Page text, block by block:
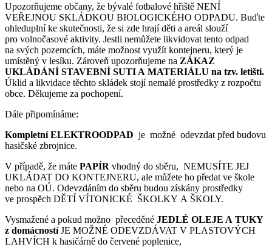
Upozorňujeme občany, že bývalé fotbalové hřiště NENÍ
VEŘEJNOU SKLÁDKOU BIOLOGICKÉHO ODPADU. Buďte
ohleduplní ke skutečnosti, že si zde hrají děti a areál slouží
pro volnočasové aktivity. Jestli nemůžete likvidovat tento odpad
na svých pozemcích, máte možnost využít kontejneru, který je
umístěný v lesíku. Zároveň upozorňujeme na ZÁKAZ
UKLÁDÁNÍ STAVEBNÍ SUTI A MATERIÁLU na tzv. letišti.
Úklid a likvidace těchto skládek stojí nemalé prostředky z rozpočtu
obce. Děkujeme za pochopení.
Dále připomínáme:
Kompletní ELEKTROODPAD je možné odevzdat před budovu
hasičské zbrojnice.
V případě, že máte PAPÍR vhodný do sběru, NEMUSÍTE JEJ
UKLÁDAT DO KONTEJNERU, ale můžete ho předat ve škole
nebo na OÚ. Odevzdáním do sběru budou získány prostředky
ve prospěch DĚTÍ VÍTONICKÉ ŠKOLKY A ŠKOLY.
Vysmažené a pokud možno přeceděné JEDLÉ OLEJE A TUKY
z domácnostíJE MOŽNÉ ODEVZDÁVAT V PLASTOVÝCH
LAHVÍCH k hasičárně do červené poplenice,